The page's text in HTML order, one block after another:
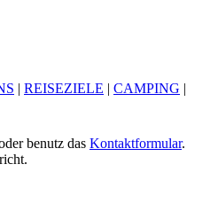
| REISEZIELE | CAMPING |
benutz das Kontaktformular.